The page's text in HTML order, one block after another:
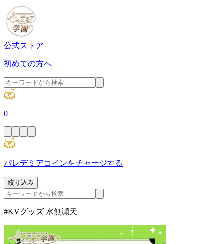
公式ストア
初めての方へ
0
パレデミアコインをチャージする
絞り込み
#KVグッズ 水無瀬天